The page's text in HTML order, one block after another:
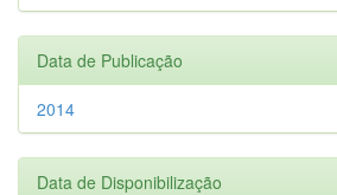
Data de Publicação
2014
Data de Disponibilização